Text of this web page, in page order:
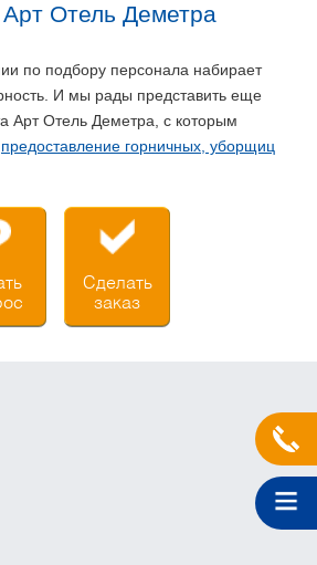
Отель Деметра
по подбору персонала набирает
И мы рады представить еще
Арт Отель Деметра, с которым
предоставление горничных, уборщиц
Сделать
заказ